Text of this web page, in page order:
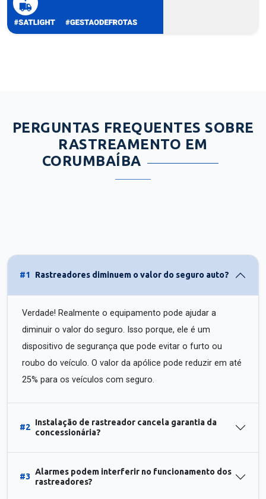
PERGUNTAS FREQUENTES SOBRE
RASTREAMENTO EM
CORUMBAÍBA
#1 Rastreadores diminuem o valor do seguro auto?
Verdade! Realmente o equipamento pode ajudar a
diminuir o valor do seguro. Isso porque, ele é um
dispositivo de segurança que pode evitar o furto ou
roubo do veículo. O valor da apólice pode reduzir em até
25% para os veículos com seguro.
#2
Instalação de rastreador cancela garantia da
concessionária?
#3
Alarmes podem interferir no funcionamento dos
rastreadores?